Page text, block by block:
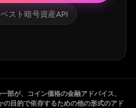
ベスト暗号資産API
部が、コイン価格の金融アドバイス、
目的で依存するための他の形式のアド